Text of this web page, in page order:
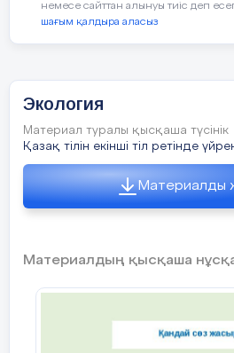
немесе сайттан алынуы тиіс деп
шағым қалдыра аласыз
Экология
Материал туралы қысқаша түсінік
Қазақ тілін екінші тіл ретінде
Материалды
Материалдың қысқаша